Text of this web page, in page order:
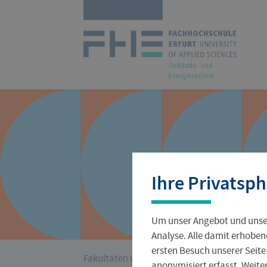
Zur
Startseite
Studienangebot
Studienorganisation
Forschungsprofil
Wissenschaftlicher Nachwuchs
International Office
Stellenangebote
Jobs für Studierende
Gründungsservice
Hochschulleitung
Verwaltung
Sie
Fakultäten und Fachrichtungen ›
Ihre
Um unser Angebot und
Analyse. Alle damit
ersten Besuch unserer